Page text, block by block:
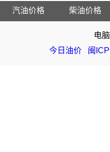
汽油价格 柴油价格
电
今日油价
闽